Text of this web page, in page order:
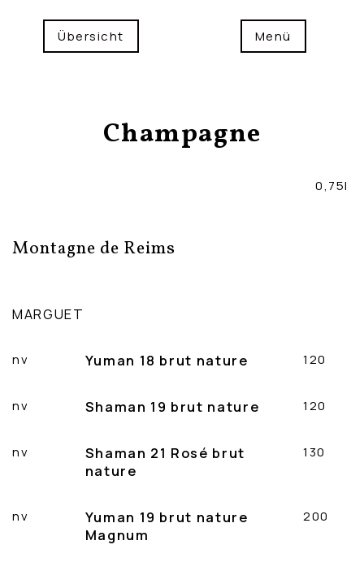
Übersicht Menü
Champagne
0,75l
Montagne de Reims
MARGUET
nv Yuman 18 brut nature 120
nv Shaman 19 brut nature 120
nv
Shaman 21 Rosé brut
nature
130
nv
Yuman 19 brut nature
Magnum
200